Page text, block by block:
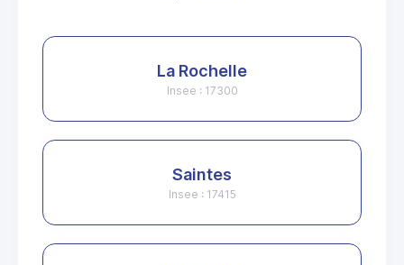
La Rochelle
Insee : 17300
Saintes
Insee : 17415